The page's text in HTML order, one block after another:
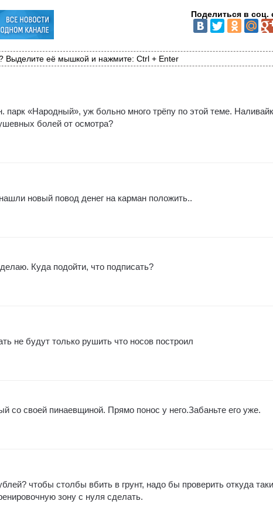
Поделиться в соц.
Выделите её мышкой и нажмите: Ctrl + Enter
парк «Народный», уж больно много трёпу по этой теме.
болей от осмотра?
новый повод денег на карман положить..
Куда подойти, что подписать?
не будут только рушить что носов построил
со своей пинаевщиной. Прямо понос у него.Забаньте его уже.
чтобы столбы вбить в грунт, надо бы проверить откуда
зону с нуля сделать.